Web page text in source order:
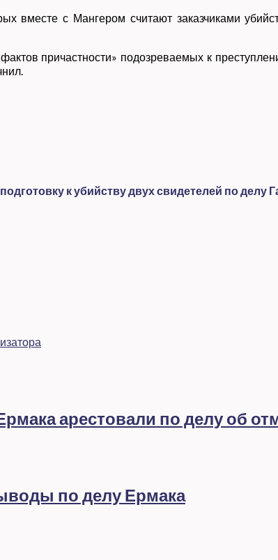
с Мангером считают заказчиками
причастности» подозреваемых к
к убийству двух свидетелей по делу
арестовали по делу об
по делу Ермака